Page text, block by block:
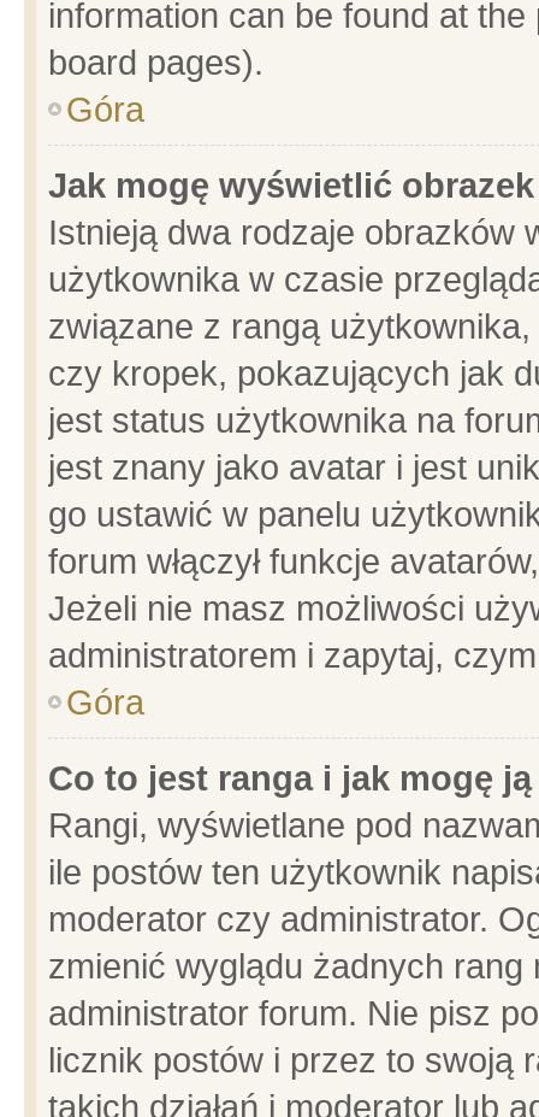
information can be found at
board pages).
Góra
Jak mogę wyświetlić
Istnieją dwa rodzaje obrazków
użytkownika w czasie
związane z rangą
czy kropek, pokazujących jak
jest status użytkownika na
jest znany jako avatar i jest
go ustawić w panelu
forum włączył funkcje
Jeżeli nie masz możliwości
administratorem i zapytaj,
Góra
Co to jest ranga i jak mogę
Rangi, wyświetlane pod
ile postów ten użytkownik
moderator czy administrator.
zmienić wyglądu żadnych
administrator forum. Nie pisz
licznik postów i przez to swoją
takich działań i moderator lub